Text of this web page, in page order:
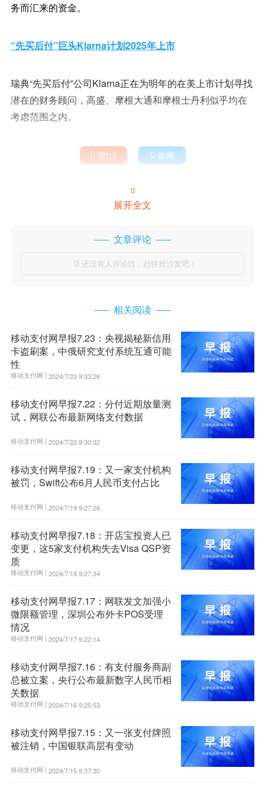
务而汇来的资金。
“先买后付”巨头Klarna计划2025年上市
瑞典“先买后付”公司Klarna正在为明年的在美上市计划寻找
潜在的财务顾问，高盛、摩根大通和摩根士丹利似乎均在
考虑范围之内。
 赞()  收藏

展开全文
文章评论
 还没有人评论过，赶快抢沙发吧！
相关阅读
移动支付网早报7.23：央视揭秘新信用
卡盗刷案，中俄研究支付系统互通可能
性
移动支付网 | 2024/7/23 9:33:26
移动支付网早报7.22：分付近期放量测
试，网联公布最新网络支付数据
移动支付网 | 2024/7/22 9:30:32
移动支付网早报7.19：又一家支付机构
被罚，Swift公布6月人民币支付占比
移动支付网 | 2024/7/19 9:27:26
移动支付网早报7.18：开店宝投资人已
变更，这5家支付机构失去Visa QSP资
质
移动支付网 | 2024/7/18 9:27:34
移动支付网早报7.17：网联发文加强小
微限额管理，深圳公布外卡POS受理
情况
移动支付网 | 2024/7/17 9:22:14
移动支付网早报7.16：有支付服务商副
总被立案，央行公布最新数字人民币相
关数据
移动支付网 | 2024/7/16 9:25:53
移动支付网早报7.15：又一张支付牌照
被注销，中国银联高层有变动
移动支付网 | 2024/7/15 9:37:30